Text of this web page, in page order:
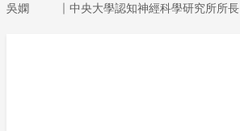
吳嫻 ｜ 中央大學認知神經科學研究所所長